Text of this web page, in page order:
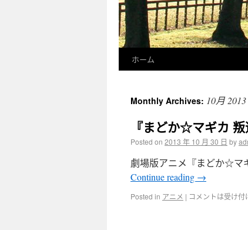
ホーム
Monthly Archives: 10月 2013
『まどか☆マギカ
Posted on 2013 年 10 月 30 日 by
劇場版アニメ『まどか☆マ
Continue reading →
Posted in アニメ | コメントは受け付